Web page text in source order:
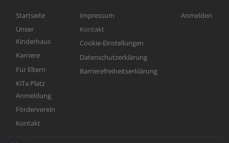
Hauptnavigation
Startseite
Unser
Kinderhaus
Karriere
Für Eltern
KiTa Platz
Anmeldung
Förderverein
Kontakt
Fußbereichsmenü
Impressum
Kontakt
Cookie-Einstellungen
Datenschutzerklärung
Barrierefreiheitserklärung
Anmelden